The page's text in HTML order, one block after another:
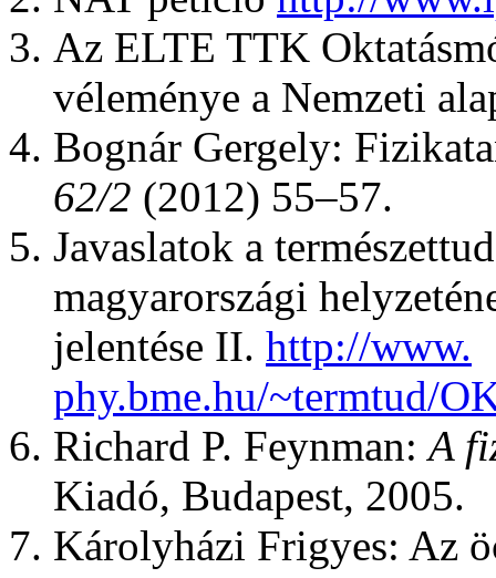
Az ELTE TTK
véleménye a Nemzeti
Bognár Gergely:
62/2 (2012) 55–57.
Javaslatok a
magyarországi
jelentése II. http://www.
phy.bme.hu/~termtud/
Richard P. Feynman:A
Kiadó, Budapest, 2005.
Károlyházi Frigyes: Az